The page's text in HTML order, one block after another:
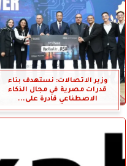
وزير الاتصالات: نستهدف بناء
قدرات مصرية في مجال الذكاء
الاصطناعي قادرة على...